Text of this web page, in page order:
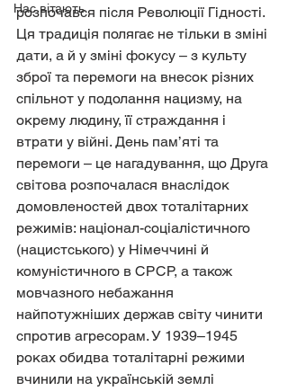
Нас вітають
розпочався після Революції Гідності.
Ця традиція полягає не тільки в зміні
дати, а й у зміні фокусу – з культу
зброї та перемоги на внесок різних
спільнот у подолання нацизму, на
окрему людину, її страждання і
втрати у війні. День пам’яті та
перемоги – це нагадування, що Друга
світова розпочалася внаслідок
домовленостей двох тоталітарних
режимів: націонал-соціалістичного
(нацистського) у Німеччині й
комуністичного в СРСР, а також
мовчазного небажання
найпотужніших держав світу чинити
спротив агресорам. У 1939–1945
роках обидва тоталітарні режими
вчинили на українській землі